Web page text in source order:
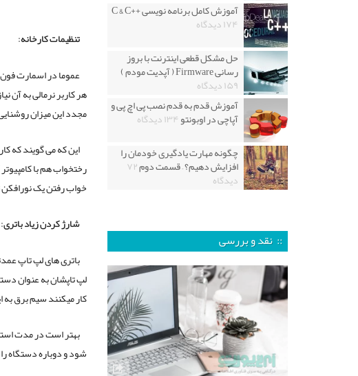
تنظیمات کارخانه:
عموما در اسمارت
هر کاربر نرمالی به آن
مجدد این میزان
این که می گویند که
رختخواب هم با
خواب رفتن یک
شارژ کردن زیاد باتری:
باتری های لپ تاپ
لپ تاپشان به عنوان
کار میکنند سیم برق
بهتر است در مدت
شود و دوباره دستگاه
آموزش کامل برنامه نویسی ++C & C
۱۷۴ دیدگاه
حل مشکل قطعی اینترنت با بروز
رسانی Firmware ( آپدیت مودم )
۱۵۹ دیدگاه
آموزش قدم به قدم نصب پی اچ پی و
آپاچی در اوبونتو۱۳۴ دیدگاه
چگونه مهارت یادگیری خودمان را
افزایش دهیم؟ – قسمت دوم۷۲
دیدگاه
:: نقد و بررسی